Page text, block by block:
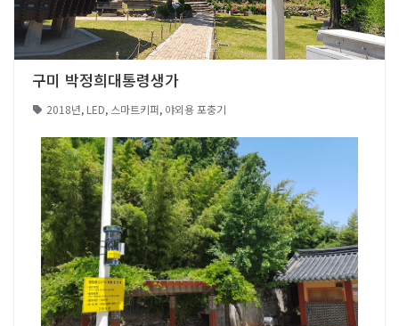
구미 박정희대통령생가
2018년, LED, 스마트키퍼, 야외용 포충기